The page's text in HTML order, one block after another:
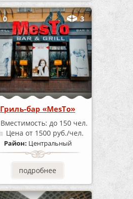
0 3
Гриль-бар «MesTo»
Вместимость:до 150 чел.
Цена от 1500 руб./чел.
Район: Центральный
подробнее